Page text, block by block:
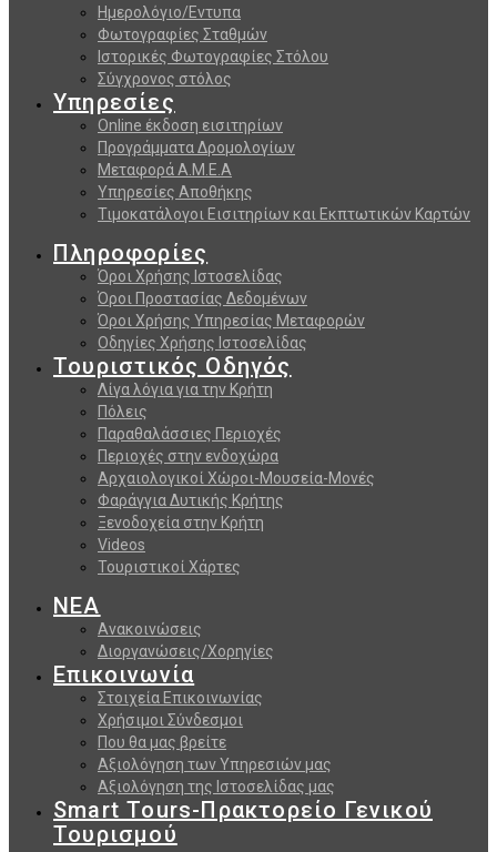
Ημερολόγιο/Εντυπα
Φωτογραφίες Σταθμών
Ιστορικές Φωτογραφίες Στόλου
Σύγχρονος στόλος
Υπηρεσίες
Online έκδοση εισιτηρίων
Προγράμματα Δρομολογίων
Μεταφορά Α.Μ.Ε.Α
Υπηρεσίες Αποθήκης
Τιμοκατάλογοι Εισιτηρίων και Εκπτωτικών Καρτών
Πληροφορίες
Όροι Χρήσης Ιστοσελίδας
Όροι Προστασίας Δεδομένων
Όροι Χρήσης Υπηρεσίας Μεταφορών
Οδηγίες Χρήσης Ιστοσελίδας
Τουριστικός Οδηγός
Λίγα λόγια για την Κρήτη
Πόλεις
Παραθαλάσσιες Περιοχές
Περιοχές στην ενδοχώρα
Αρχαιολογικοί Χώροι-Μουσεία-Μονές
Φαράγγια Δυτικής Κρήτης
Ξενοδοχεία στην Κρήτη
Videos
Τουριστικοί Χάρτες
ΝΕΑ
Ανακοινώσεις
Διοργανώσεις/Χορηγίες
Επικοινωνία
Στοιχεία Επικοινωνίας
Χρήσιμοι Σύνδεσμοι
Που θα μας βρείτε
Αξιολόγηση των Υπηρεσιών μας
Αξιολόγηση της Ιστοσελίδας μας
Smart Tours-Πρακτορείο Γενικού
Τουρισμού